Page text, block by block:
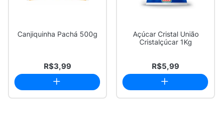
Canjiquinha Pachá 500g
R$3,99
Açúcar Cristal União
Cristalçúcar 1Kg
R$5,99